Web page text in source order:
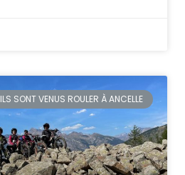
ILS SONT VENUS ROULER À ANCELLE